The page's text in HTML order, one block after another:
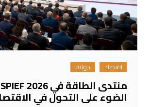
اقتصاد دولية
الضوء على التحول في